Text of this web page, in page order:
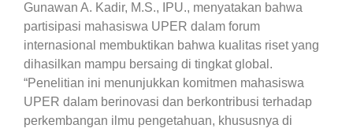
Gunawan A. Kadir, M.S., IPU., menyatakan bahwa
partisipasi mahasiswa UPER dalam forum
internasional membuktikan bahwa kualitas riset yang
dihasilkan mampu bersaing di tingkat global.
“Penelitian ini menunjukkan komitmen mahasiswa
UPER dalam berinovasi dan berkontribusi terhadap
perkembangan ilmu pengetahuan, khususnya di